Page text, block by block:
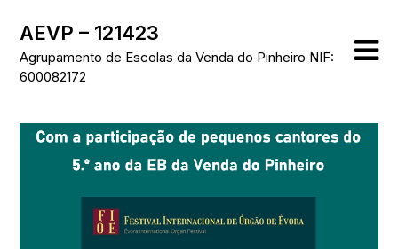
content
AEVP – 121423
Agrupamento de Escolas da Venda do Pinheiro NIF:
600082172